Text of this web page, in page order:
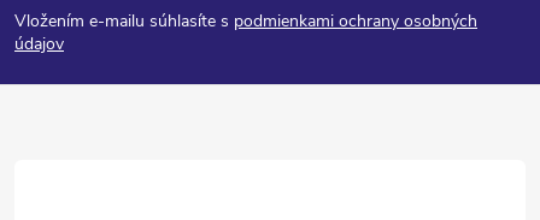
p
Vložením e-mailu súhlasíte s podmienkami ochrany osobných
údajov